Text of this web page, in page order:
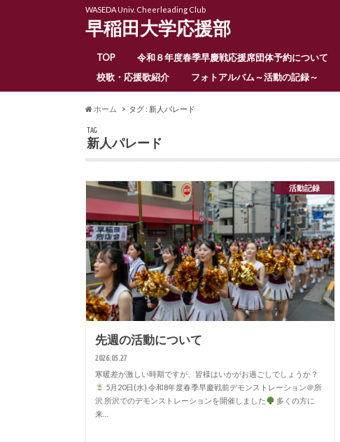
WASEDA Univ. Cheerleading Club
早稲田大学応援部
TOP 令和８年度春季早慶戦応援席団体予約について
校歌・応援歌紹介 フォトアルバム～活動の記録～
ホーム タグ : 新人パレード
TAG
新人パレード
活動記録
先週の活動について
2026.05.27
寒暖差が激しい時期ですが、皆様はいかがお過ごしでしょうか？
5月20日(水) 令和8年度春季早慶戦前デモンストレーション＠所
沢 所沢でのデモンストレーションを開催しました
多くの方に
来…